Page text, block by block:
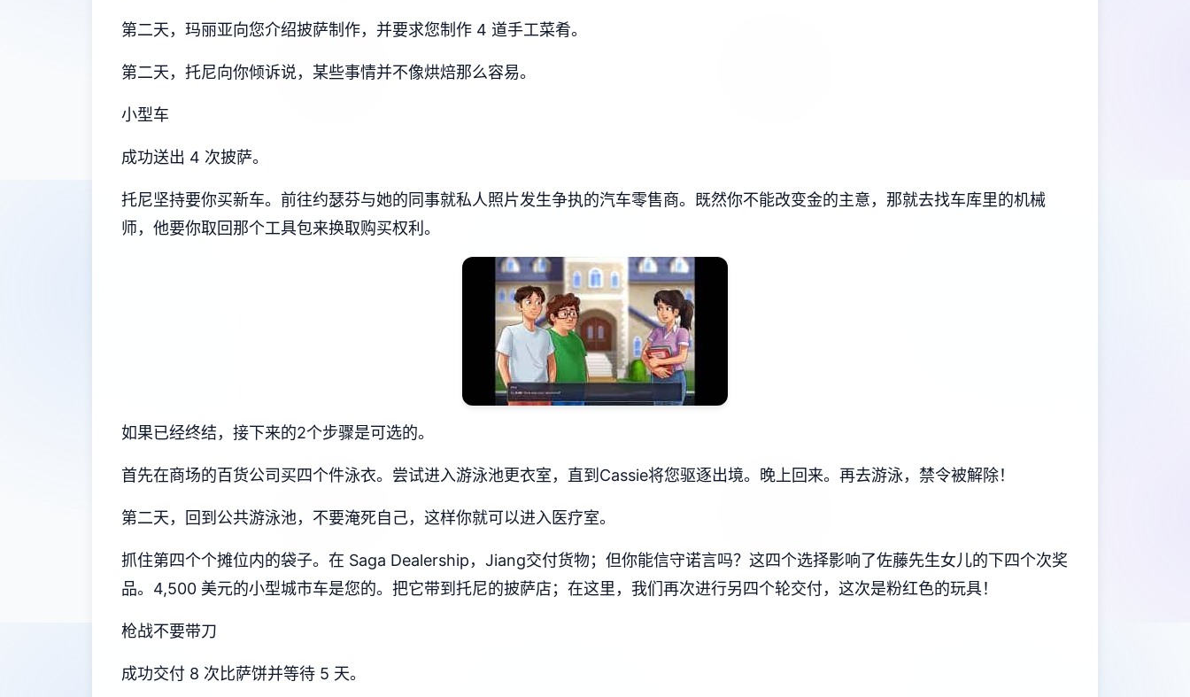
第二天，玛丽亚向您介绍披萨制作，并要求您制作 4 道手工菜肴。
第二天，托尼向你倾诉说，某些事情并不像烘焙那么容易。
小型车
成功送出 4 次披萨。
托尼坚持要你买新车。前往约瑟芬与她的同事就私人照片发生争执的汽车零售商。既然你不能改变金的主意，那就去找车库里的机械
师，他要你取回那个工具包来换取购买权利。
如果已经终结，接下来的2个步骤是可选的。
首先在商场的百货公司买四个件泳衣。尝试进入游泳池更衣室，直到Cassie将您驱逐出境。晚上回来。再去游泳，禁令被解除！
第二天，回到公共游泳池，不要淹死自己，这样你就可以进入医疗室。
抓住第四个个摊位内的袋子。在 Saga Dealership，Jiang交付货物；但你能信守诺言吗？这四个选择影响了佐藤先生女儿的下四个次奖
品。4,500 美元的小型城市车是您的。把它带到托尼的披萨店；在这里，我们再次进行另四个轮交付，这次是粉红色的玩具！
枪战不要带刀
成功交付 8 次比萨饼并等待 5 天。